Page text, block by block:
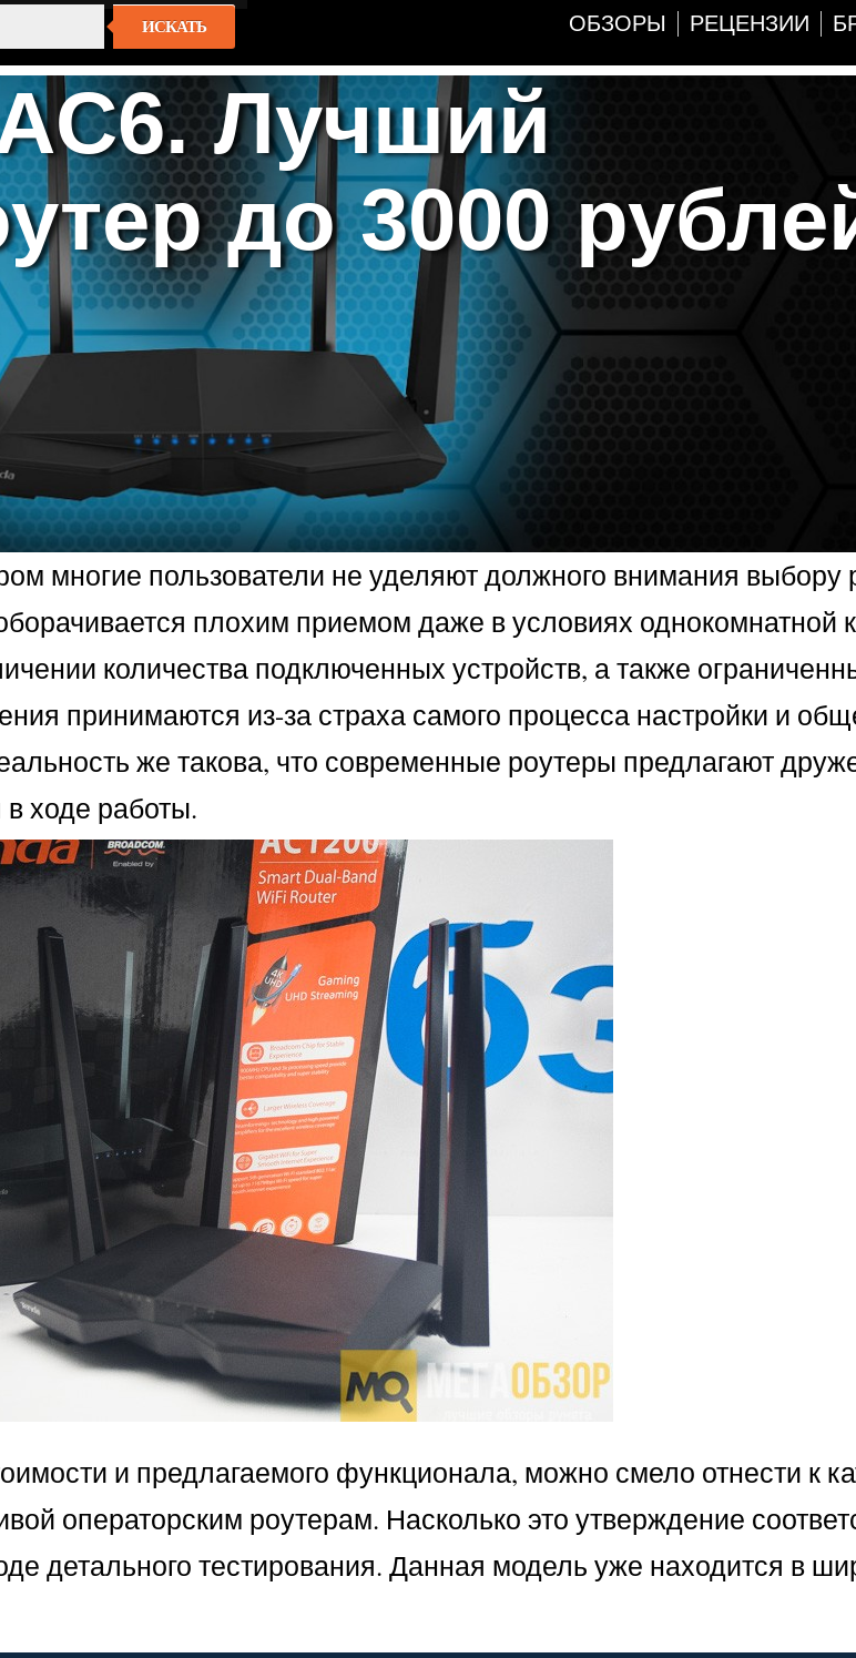
ИСКАТЬ ОБЗОРЫ РЕЦЕНЗИИ
Лучший
до 3000
многие пользователи не уделяют должного внимания выбору
плохим приемом даже в условиях однокомнатной
количества подключенных устройств, а также
принимаются из-за страха самого процесса настройки и
же такова, что современные роутеры предлагают
ходе работы.
и предлагаемого функционала, можно смело отнести к
операторским роутерам. Насколько это утверждение
детального тестирования. Данная модель уже находится в